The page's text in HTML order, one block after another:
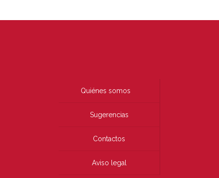
Quiénes somos
Sugerencias
Contactos
Aviso legal